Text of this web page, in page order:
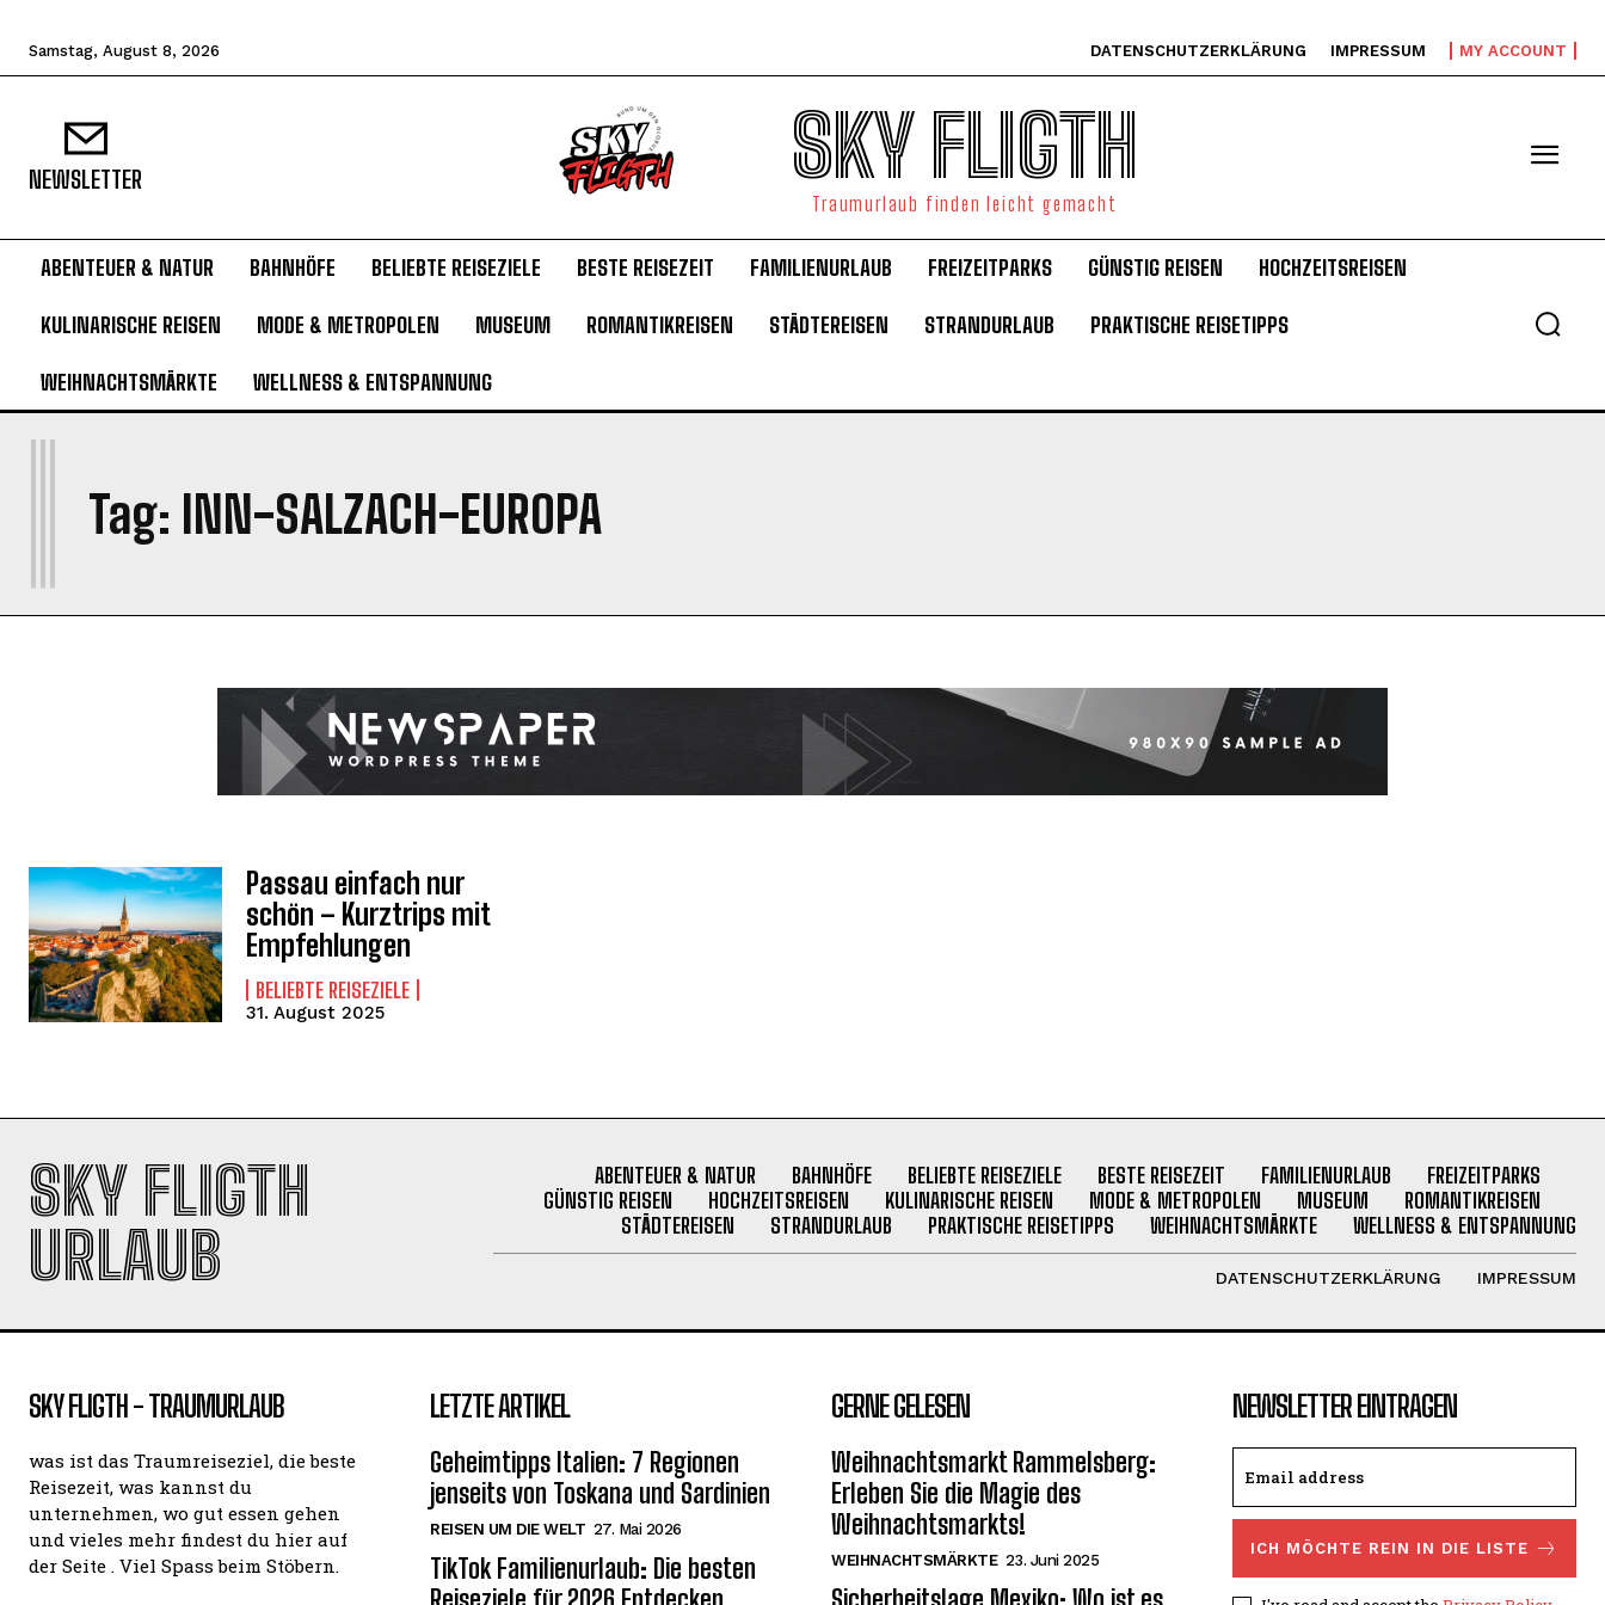
I WANT IN
Privacy Policy.
Samstag, August 8, 2026 DATENSCHUTZERKLÄRUNG IMPRESSUM MY ACCOUNT
NEWSLETTER SKY FLIGTH
Traumurlaub finden leicht gemacht
ABENTEUER & NATUR BAHNHÖFE BELIEBTE REISEZIELE BESTE REISEZEIT FAMILIENURLAUB FREIZEITPARKS GÜNSTIG REISEN HOCHZEITSREISEN
KULINARISCHE REISEN MODE & METROPOLEN MUSEUM ROMANTIKREISEN STÄDTEREISEN STRANDURLAUB PRAKTISCHE REISETIPPS
WEIHNACHTSMÄRKTE WELLNESS & ENTSPANNUNG
Tag: INN-SALZACH-EUROPA
I
Passau einfach nur
schön – Kurztrips mit
Empfehlungen
BELIEBTE REISEZIELE
31. August 2025
SKY FLIGTH
URLAUB
ABENTEUER & NATUR BAHNHÖFE BELIEBTE REISEZIELE BESTE REISEZEIT FAMILIENURLAUB
FREIZEITPARKS
GÜNSTIG REISEN
HOCHZEITSREISEN KULINARISCHE REISEN MODE & METROPOLEN MUSEUM
ROMANTIKREISEN
STÄDTEREISEN
STRANDURLAUB PRAKTISCHE REISETIPPS WEIHNACHTSMÄRKTE WELLNESS & ENTSPANNUNG
DATENSCHUTZERKLÄRUNG IMPRESSUM
SKY FLIGTH - TRAUMURLAUB
was ist das Traumreiseziel, die beste
Reisezeit, was kannst du
unternehmen, wo gut essen gehen
und vieles mehr findest du hier auf
der Seite . Viel Spass beim Stöbern.
LETZTE ARTIKEL
Geheimtipps Italien: 7 Regionen
jenseits von Toskana und Sardinien
REISEN UM DIE WELT 27. Mai 2026
TikTok Familienurlaub: Die besten
GERNE GELESEN
Weihnachtsmarkt Rammelsberg:
Erleben Sie die Magie des
Weihnachtsmarkts!
WEIHNACHTSMÄRKTE 23. Juni 2025
NEWSLETTER EINTRAGEN
ICH MÖCHTE REIN IN DIE LISTE